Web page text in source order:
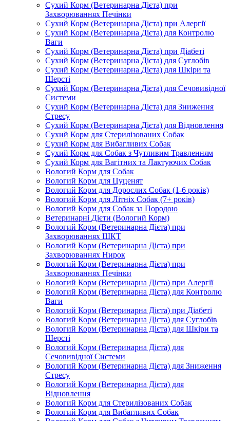
Сухий Корм (Ветеринарна Дієта) при
Захворюваннях Печінки
Сухий Корм (Ветеринарна Дієта) при Алергії
Сухий Корм (Ветеринарна Дієта) для Контролю
Ваги
Сухий Корм (Ветеринарна Дієта) при Діабеті
Сухий Корм (Ветеринарна Дієта) для Суглобів
Сухий Корм (Ветеринарна Дієта) для Шкіри та
Шерсті
Сухий Корм (Ветеринарна Дієта) для Сечовивідної
Системи
Сухий Корм (Ветеринарна Дієта) для Зниження
Стресу
Сухий Корм (Ветеринарна Дієта) для Відновлення
Сухий Корм для Стерилізованих Собак
Сухий Корм для Вибагливих Собак
Сухий Корм для Собак з Чутливим Травленням
Сухий Корм для Вагітних та Лактуючих Собак
Вологий Корм для Собак
Вологий Корм для Цуценят
Вологий Корм для Дорослих Собак (1-6 років)
Вологий Корм для Літніх Собак (7+ років)
Вологий Корм для Собак за Породою
Ветеринарні Дієти (Вологий Корм)
Вологий Корм (Ветеринарна Дієта) при
Захворюваннях ШКТ
Вологий Корм (Ветеринарна Дієта) при
Захворюваннях Нирок
Вологий Корм (Ветеринарна Дієта) при
Захворюваннях Печінки
Вологий Корм (Ветеринарна Дієта) при Алергії
Вологий Корм (Ветеринарна Дієта) для Контролю
Ваги
Вологий Корм (Ветеринарна Дієта) при Діабеті
Вологий Корм (Ветеринарна Дієта) для Суглобів
Вологий Корм (Ветеринарна Дієта) для Шкіри та
Шерсті
Вологий Корм (Ветеринарна Дієта) для
Сечовивідної Системи
Вологий Корм (Ветеринарна Дієта) для Зниження
Стресу
Вологий Корм (Ветеринарна Дієта) для
Відновлення
Вологий Корм для Стерилізованих Собак
Вологий Корм для Вибагливих Собак